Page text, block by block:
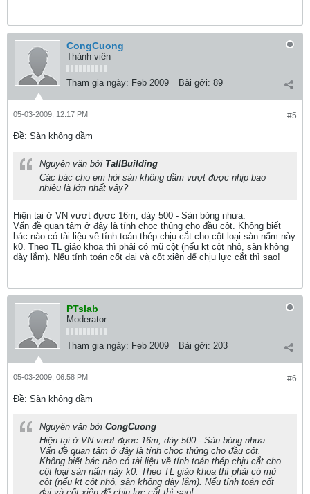
CongCuong
Thành viên
Tham gia ngày: Feb 2009 Bài gởi: 89
#5
05-03-2009, 12:17 PM
Ðề: Sàn không dầm
Nguyên văn bởi TallBuilding
Các bác cho em hỏi sàn không dầm vượt được nhịp bao
nhiêu là lớn nhất vậy?
Hiện tại ở VN vươt đựơc 16m, dày 500 - Sàn bóng nhưa.
Vấn đề quan tâm ở đây là tính chọc thủng cho đầu côt. Không biết
bác nào có tài liệu về tính toán thép chịu cắt cho cột loại sàn nấm này
k0. Theo TL giáo khoa thì phải có mũ cột (nếu kt cột nhỏ, sàn không
dày lắm). Nếu tính toán cốt đai và cốt xiên để chịu lực cắt thì sao!
PTslab
Moderator
Tham gia ngày: Feb 2009 Bài gởi: 203
#6
05-03-2009, 06:58 PM
Ðề: Sàn không dầm
Nguyên văn bởi CongCuong
Hiện tại ở VN vươt đựơc 16m, dày 500 - Sàn bóng nhưa.
Vấn đề quan tâm ở đây là tính chọc thủng cho đầu côt.
Không biết bác nào có tài liệu về tính toán thép chịu cắt cho
cột loại sàn nấm này k0. Theo TL giáo khoa thì phải có mũ
cột (nếu kt cột nhỏ, sàn không dày lắm). Nếu tính toán cốt